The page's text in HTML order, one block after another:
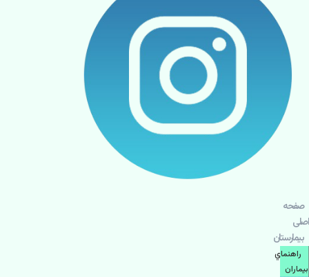
صفحه
اصلی
بيمارستان
راهنماي
بیماران